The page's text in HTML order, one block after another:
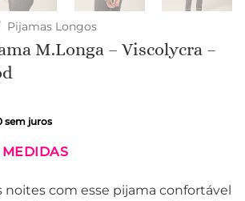
Pijamas Longos
M.Longa – Viscolycra –
sem juros
noites com esse pijama confortável